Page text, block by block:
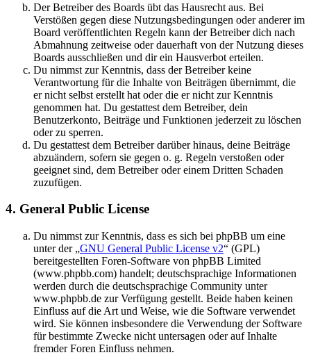
Der Betreiber des Boards übt das Hausrecht aus. Bei
Verstößen gegen diese Nutzungsbedingungen oder anderer im
Board veröffentlichten Regeln kann der Betreiber dich nach
Abmahnung zeitweise oder dauerhaft von der Nutzung dieses
Boards ausschließen und dir ein Hausverbot erteilen.
Du nimmst zur Kenntnis, dass der Betreiber keine
Verantwortung für die Inhalte von Beiträgen übernimmt, die
er nicht selbst erstellt hat oder die er nicht zur Kenntnis
genommen hat. Du gestattest dem Betreiber, dein
Benutzerkonto, Beiträge und Funktionen jederzeit zu löschen
oder zu sperren.
Du gestattest dem Betreiber darüber hinaus, deine Beiträge
abzuändern, sofern sie gegen o. g. Regeln verstoßen oder
geeignet sind, dem Betreiber oder einem Dritten Schaden
zuzufügen.
4. General Public License
Du nimmst zur Kenntnis, dass es sich bei phpBB um eine
unter der „GNU General Public License v2“ (GPL)
bereitgestellten Foren-Software von phpBB Limited
(www.phpbb.com) handelt; deutschsprachige Informationen
werden durch die deutschsprachige Community unter
www.phpbb.de zur Verfügung gestellt. Beide haben keinen
Einfluss auf die Art und Weise, wie die Software verwendet
wird. Sie können insbesondere die Verwendung der Software
für bestimmte Zwecke nicht untersagen oder auf Inhalte
fremder Foren Einfluss nehmen.